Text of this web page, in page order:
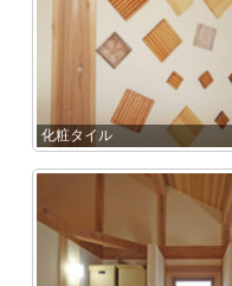
化粧タイル